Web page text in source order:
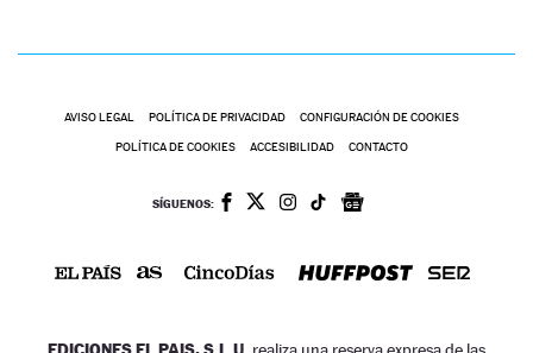
AVISO LEGAL POLÍTICA DE PRIVACIDAD CONFIGURACIÓN DE COOKIES
POLÍTICA DE COOKIES ACCESIBILIDAD CONTACTO
SÍGUENOS:
EDICIONES EL PAIS, S.L.U. realiza una reserva expresa de las